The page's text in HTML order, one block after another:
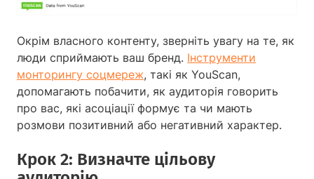
Окрім власного контенту, зверніть увагу на те, як
люди сприймають ваш бренд. Інструменти
монторингу соцмереж, такі як YouScan,
допомагають побачити, як аудиторія говорить
про вас, які асоціації формує та чи мають
розмови позитивний або негативний характер.
Крок 2: Визначте цільову